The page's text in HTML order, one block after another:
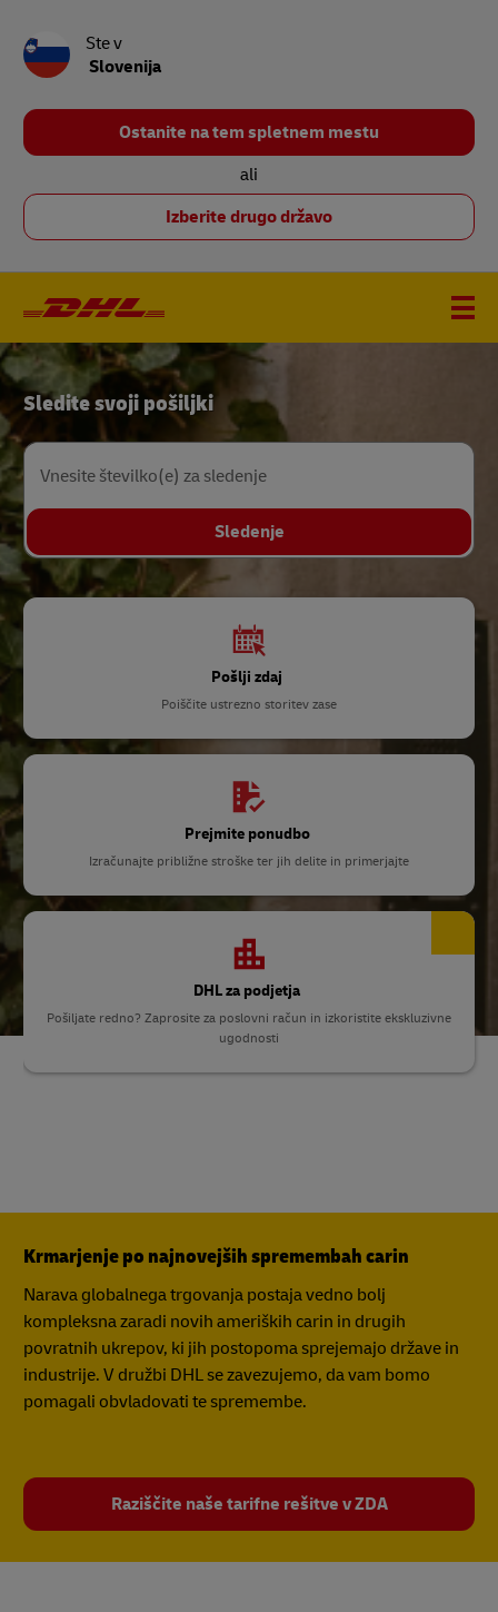
Ste v
Slovenija
Ostanite na tem spletnem mestu
ali
Izberite drugo državo
DHL
Home
Sledite svoji pošiljki
Vnesite številko(e) za sledenje
Sledenje
Pošlji zdaj
Poiščite ustrezno storitev zase
Prejmite ponudbo
Izračunajte približne stroške ter jih delite in primerjajte
DHL za podjetja
Pošiljate redno? Zaprosite za poslovni račun in izkoristite ekskluzivne
ugodnosti
Krmarjenje po najnovejših spremembah carin
Narava globalnega trgovanja postaja vedno bolj
kompleksna zaradi novih ameriških carin in drugih
povratnih ukrepov, ki jih postopoma sprejemajo države in
industrije. V družbi DHL se zavezujemo, da vam bomo
pomagali obvladovati te spremembe.
Raziščite naše tarifne rešitve v ZDA